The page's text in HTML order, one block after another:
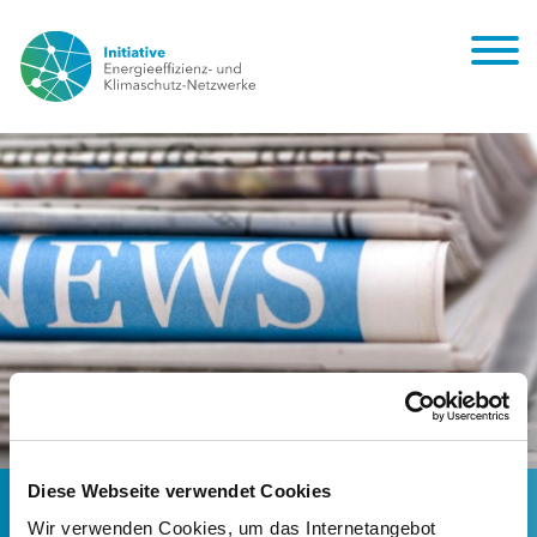
Diese Webseite verwendet Cookies
Wir verwenden Cookies, um das Internetangebot
Energieeffizienz-Netzwerke in der Energie